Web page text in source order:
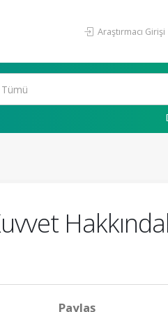
Araştırmacı Girişi
Paylaş